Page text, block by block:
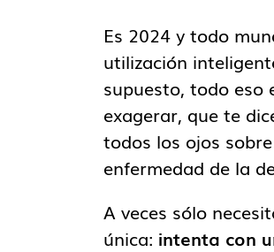
Es 2024 y todo
utilización
supuesto, todo eso
exagerar, que te
todos los ojos
enfermedad de la
A veces sólo
única: intenta con